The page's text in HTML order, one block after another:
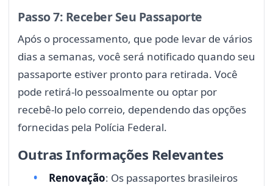
Passo 7: Receber Seu Passaporte
Após o processamento, que pode levar de vários
dias a semanas, você será notificado quando seu
passaporte estiver pronto para retirada. Você
pode retirá-lo pessoalmente ou optar por
recebê-lo pelo correio, dependendo das opções
fornecidas pela Polícia Federal.
Outras Informações Relevantes
Renovação: Os passaportes brasileiros